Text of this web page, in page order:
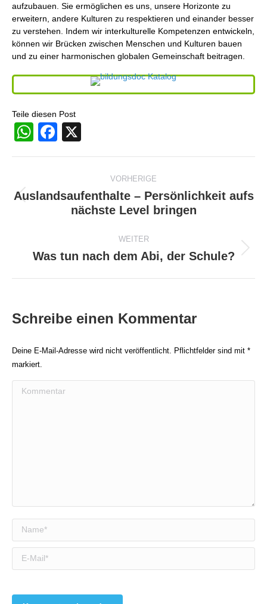
aufzubauen. Sie ermöglichen es uns, unsere Horizonte zu
erweitern, andere Kulturen zu respektieren und einander besser
zu verstehen. Indem wir interkulturelle Kompetenzen entwickeln,
können wir Brücken zwischen Menschen und Kulturen bauen
und zu einer harmonischen globalen Gemeinschaft beitragen.
Teile diesen Post
WhatsApp
Facebook
VORHERIGE
Vorheriger
Beitrag:
Auslandsaufenthalte – Persönlichkeit aufs
nächste Level bringen
WEITER
Nächster
Was tun nach dem Abi, der Schule?
Schreibe einen Kommentar
Deine E-Mail-Adresse wird nicht veröffentlicht. Pflichtfelder sind mit *
markiert.
Kommentar
Name *
E-Mail *